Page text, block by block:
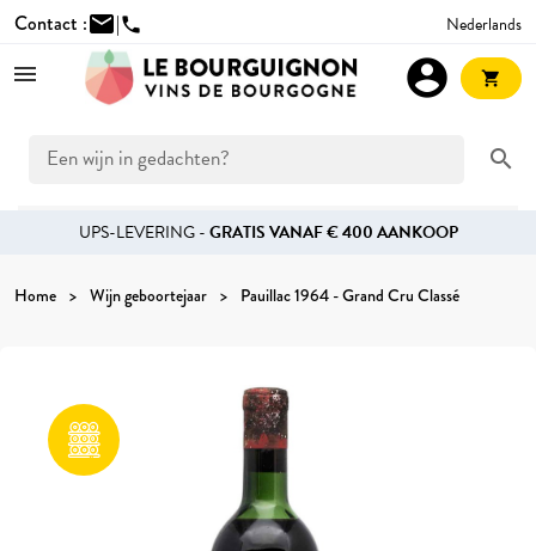
Contact :mail|phone Nederlands
search
account_circle shopping_cart
UPS-LEVERING -GRATIS VANAF € 400 AANKOOP
Home Wijn geboortejaar Pauillac 1964 - Grand Cru Classé